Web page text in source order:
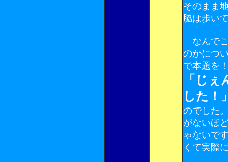
そのまま
脇は歩い
なんでこ
のかにつ
で本題を
「じ
した！
のでした
がないほ
ゃないで
くて実際